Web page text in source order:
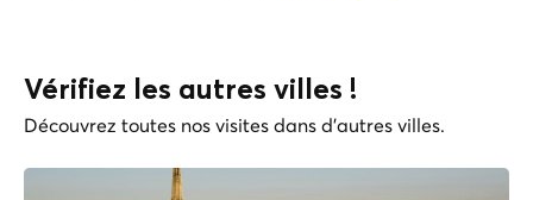
Vérifiez les autres villes !
Découvrez toutes nos visites dans d'autres villes.